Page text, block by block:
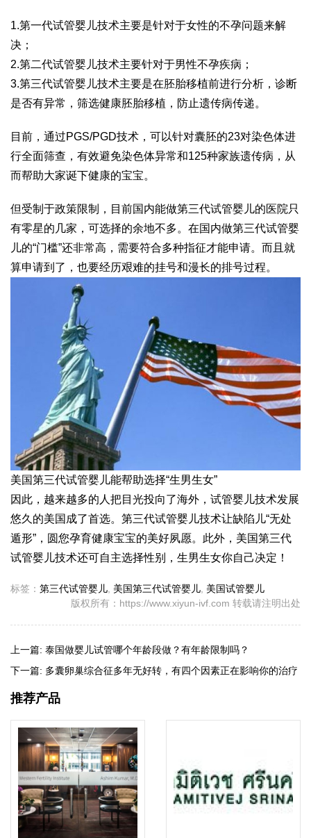
1.第一代试管婴儿技术主要是针对于女性的不孕问题来解
决；
2.第二代试管婴儿技术主要针对于男性不孕疾病；
3.第三代试管婴儿技术主要是在胚胎移植前进行分析，诊断
是否有异常，筛选健康胚胎移植，防止遗传病传递。
目前，通过PGS/PGD技术，可以针对囊胚的23对染色体进
行全面筛查，有效避免染色体异常和125种家族遗传病，从
而帮助大家诞下健康的宝宝。
但受制于政策限制，目前国内能做第三代试管婴儿的医院只
有零星的几家，可选择的余地不多。在国内做第三代试管婴
儿的“门槛”还非常高，需要符合多种指征才能申请。而且就
算申请到了，也要经历艰难的挂号和漫长的排号过程。
美国第三代试管婴儿能帮助选择“生男生女”
因此，越来越多的人把目光投向了海外，试管婴儿技术发展
悠久的美国成了首选。第三代试管婴儿技术让缺陷儿“无处
遁形”，圆您孕育健康宝宝的美好夙愿。此外，美国第三代
试管婴儿技术还可自主选择性别，生男生女你自己决定！
标签： 第三代试管婴儿 美国第三代试管婴儿 美国试管婴儿
版权所有：https://www.xiyun-ivf.com 转载请注明出处
上一篇: 泰国做婴儿试管哪个年龄段做？有年龄限制吗？
下一篇: 多囊卵巢综合征多年无好转，有四个因素正在影响你的治疗
效果
推荐产品